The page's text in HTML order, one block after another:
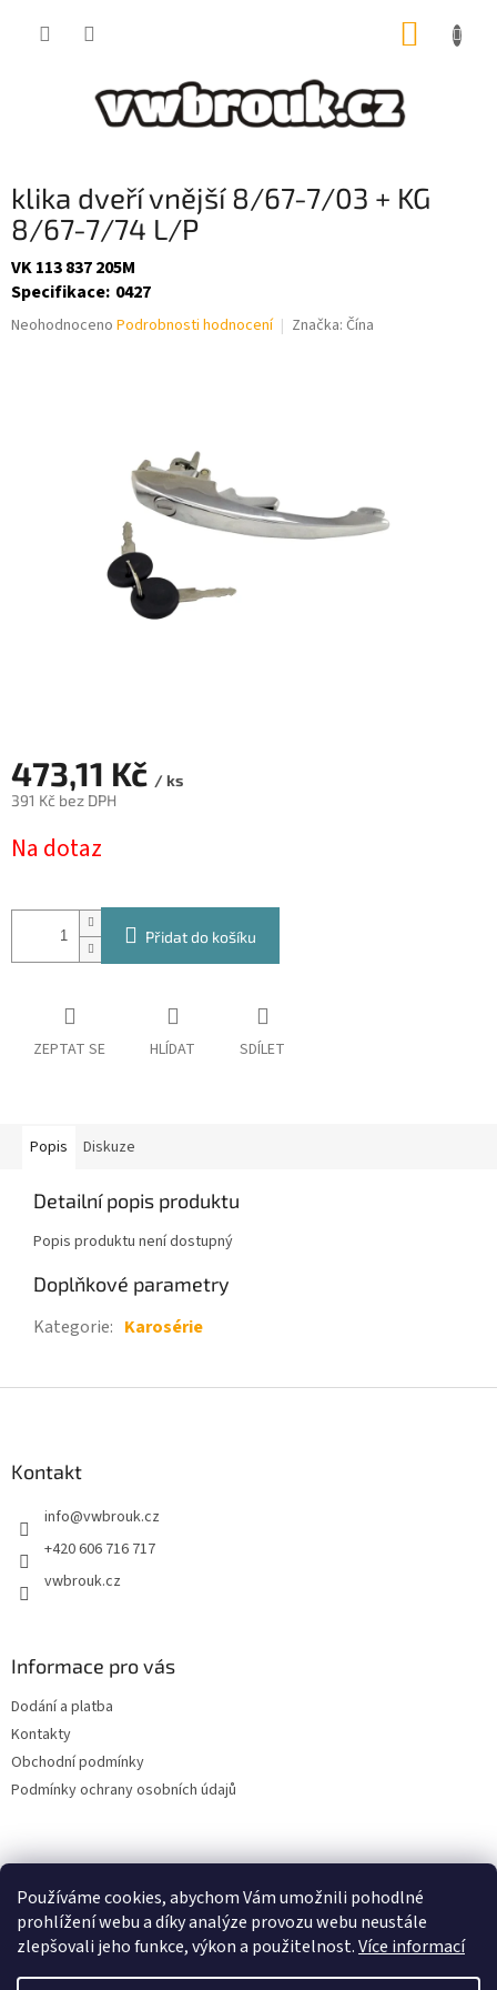
Používáme cookies, abychom Vám umožnili pohodlné
prohlížení webu a díky analýze provozu webu neustále
zlepšovali jeho funkce, výkon a použitelnost.Více informací
klika dveří vnější 8/67-7/03 + KG
8/67-7/74 L/P
VK 113 837 205M
Specifikace: 0427
Průměrné
Neohodnoceno Podrobnosti hodnocení Značka: Čína
473,11 Kč / ks
391 Kč bez DPH
cena:
Na dotaz
Přidat do košíku
ZEPTAT SE HLÍDAT SDÍLET
Popis Diskuze
Detailní popis produktu
Popis produktu není dostupný
Doplňkové parametry
Kategorie: Karosérie
Kontakt
info@vwbrouk.cz
+420 606 716 717
vwbrouk.cz
Informace pro vás
Dodání a platba
Kontakty
Obchodní podmínky
Podmínky ochrany osobních údajů